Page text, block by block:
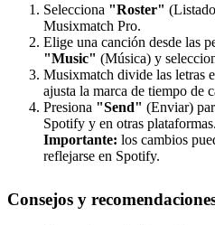
Selecciona "Roster"
Musixmatch Pro.
Elige una canción desde las
"Music" (Música) y
Musixmatch divide las letras
ajusta la marca de tiempo de
Presiona "Send" (Enviar)
Spotify y en otras plataformas.
Importante: los cambios
reflejarse en Spotify.
Consejos y